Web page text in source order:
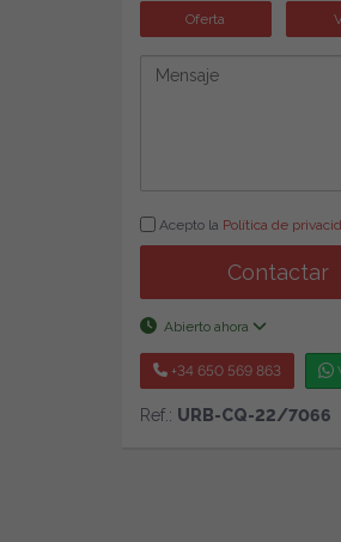
Oferta
Acepto la Política de
Contactar
Abierto ahora
+34 650 569 863
Ref.: URB-CQ-22/7066